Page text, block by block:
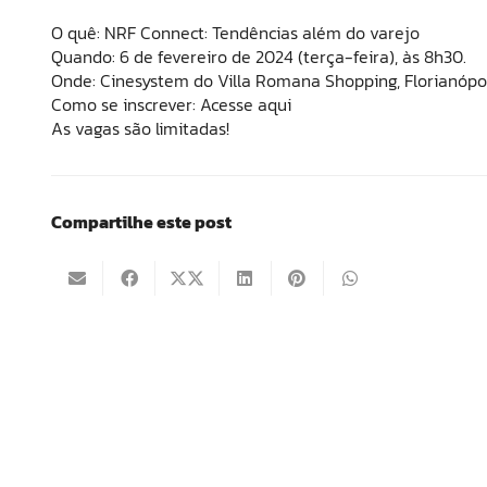
O quê: NRF Connect: Tendências além do varejo
Quando: 6 de fevereiro de 2024 (terça-feira), às 8h30.
Onde: Cinesystem do Villa Romana Shopping,
Como se inscrever: Acesse aqui
As vagas são limitadas!
Compartilhe este post